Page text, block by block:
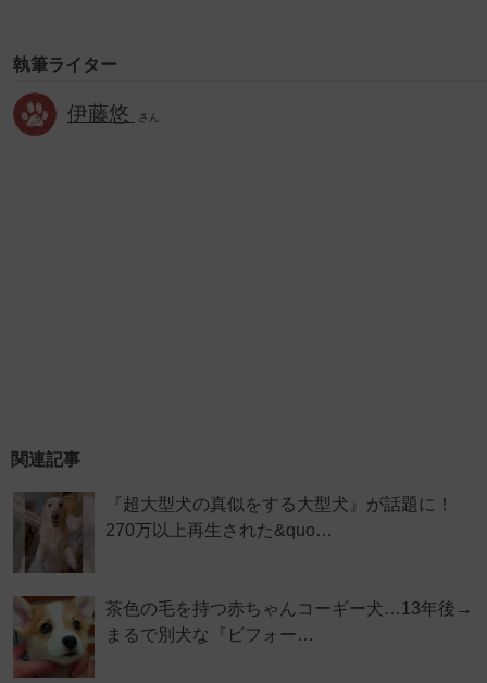
執筆ライター
伊藤悠 さん
関連記事
『超大型犬の真似をする大型犬』が話題に！
270万以上再生された&quo…
茶色の毛を持つ赤ちゃんコーギー犬…13年後→
まるで別犬な『ビフォー…